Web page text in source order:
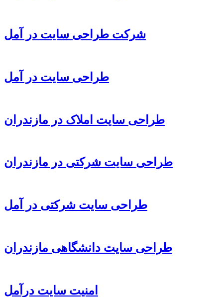
شرکت طراحی سایت در آمل
طراحی سایت در آمل
طراحی سایت املاک در مازندران
طراحی سایت شرکتی در مازندران
طراحی سایت شرکتی در آمل
طراحی سایت دانشگاهی مازندران
امنیت سایت درآمل